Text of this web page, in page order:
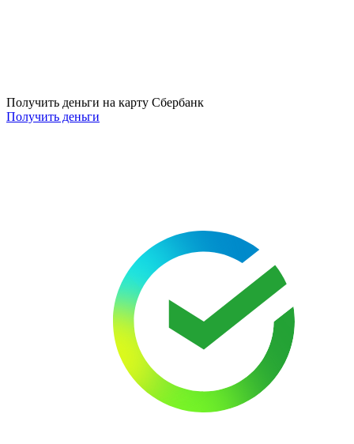
Получить деньги на карту Сбербанк
Получить деньги